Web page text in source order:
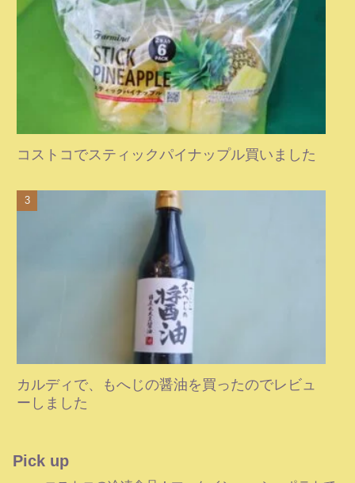
コストコでスティックパイナップル買いました
カルディで、もへじの醤油を買ったのでレビュ
ーしました
Pick up